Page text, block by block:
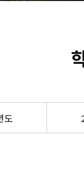
도